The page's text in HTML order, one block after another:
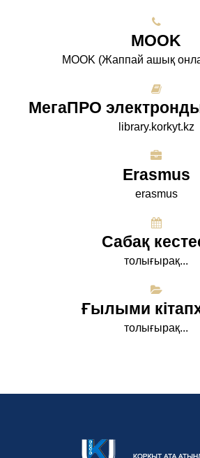
МООK
МООK (Жаппай ашық
МегаПРО электронды
library.korkyt.kz
Erasmus
erasmus
Сабақ
толығырақ...
Ғылыми
толығырақ...